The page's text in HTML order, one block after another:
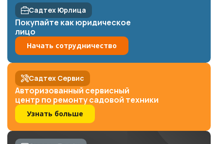
Садтех Юрлица
Покупайте как юридическое
лицо
Начать сотрудничество
Садтех Сервис
Авторизованный сервисный
центр по ремонту садовой техники
Узнать больше